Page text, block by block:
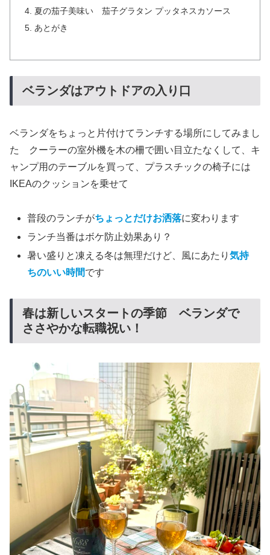
夏の茄子美味い 茄子グラタン プッタネスカソース
あとがき
ベランダはアウトドアの入り口
ベランダをちょっと片付けてランチする場所にしてみまし
た クーラーの室外機を木の柵で囲い目立たなくして、キ
ャンプ用のテーブルを買って、プラスチックの椅子には
IKEAのクッションを乗せて
普段のランチがちょっとだけお洒落に変わります
ランチ当番はボケ防止効果あり？
暑い盛りと凍える冬は無理だけど、風にあたり気持
ちのいい時間です
春は新しいスタートの季節 ベランダで
ささやかな転職祝い！